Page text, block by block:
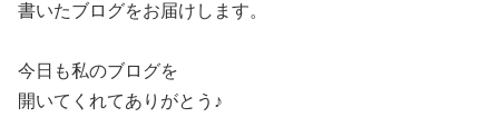
書いたブログをお届けします。
今日も私のブログを
開いてくれてありがとう♪